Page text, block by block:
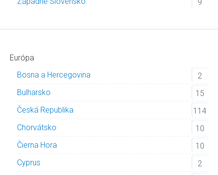
9
Európa
Bosna a Hercegovina
2
Bulharsko
15
Česká Republika
114
Chorvátsko
10
Čierna Hora
10
Cyprus
2